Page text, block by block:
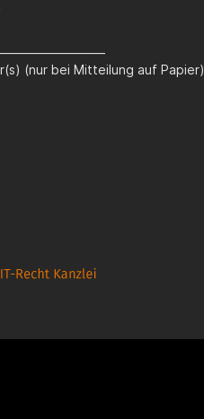
(nur bei Mitteilung auf Papier)